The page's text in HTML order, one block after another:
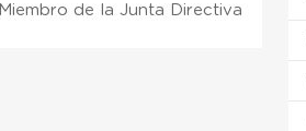
Miembro de la Junta Directiva